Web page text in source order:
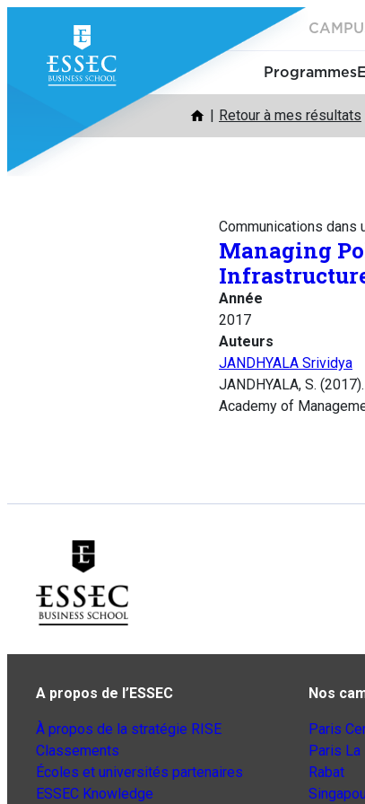
contenu
Programmes
Retour à mes résultats
Communications dans
Managing
Année
2017
Auteurs
JANDHYALA Srividya
JANDHYALA, S.
Academy of
A propos de l’ESSEC
À propos de la stratégie RISE
Classements
Écoles et universités partenaires
ESSEC Knowledge
Nos
Paris
Paris
Rabat